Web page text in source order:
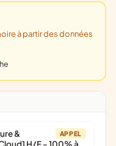
APPEL
&
H/F - 100% à